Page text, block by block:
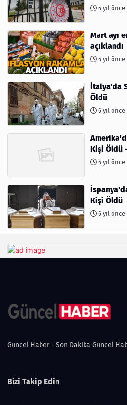
6 yıl önce
Mart ayı
açıklandı
6 yıl önce
İtalya'da
Öldü
6 yıl önce
Kişi Öldü
6 yıl önce
Kişi Öldü
6 yıl önce
Guncel Haber - Son Dakika Güncel
Bizi Takip Edin